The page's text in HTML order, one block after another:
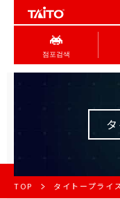
점포검색
TOP タイトープライ